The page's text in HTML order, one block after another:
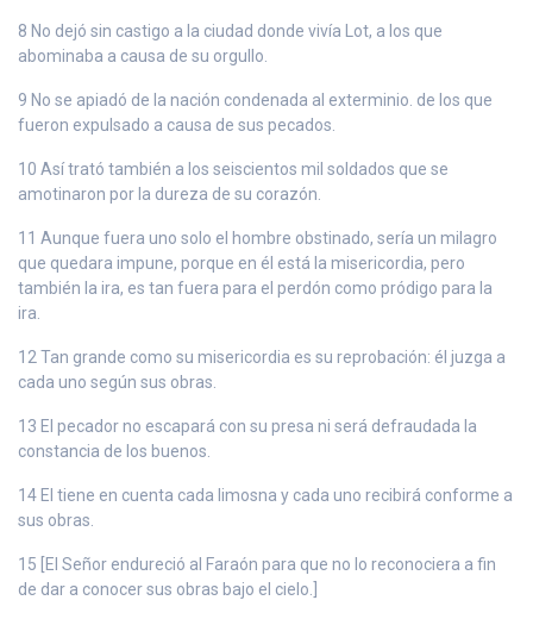
8 No dejó sin castigo a la ciudad donde vivía Lot, a los que
abominaba a causa de su orgullo.
9 No se apiadó de la nación condenada al exterminio. de los que
fueron expulsado a causa de sus pecados.
10 Así trató también a los seiscientos mil soldados que se
amotinaron por la dureza de su corazón.
11 Aunque fuera uno solo el hombre obstinado, sería un milagro
que quedara impune, porque en él está la misericordia, pero
también la ira, es tan fuera para el perdón como pródigo para la
ira.
12 Tan grande como su misericordia es su reprobación: él juzga a
cada uno según sus obras.
13 El pecador no escapará con su presa ni será defraudada la
constancia de los buenos.
14 El tiene en cuenta cada limosna y cada uno recibirá conforme a
sus obras.
15 [El Señor endureció al Faraón para que no lo reconociera a fin
de dar a conocer sus obras bajo el cielo.]